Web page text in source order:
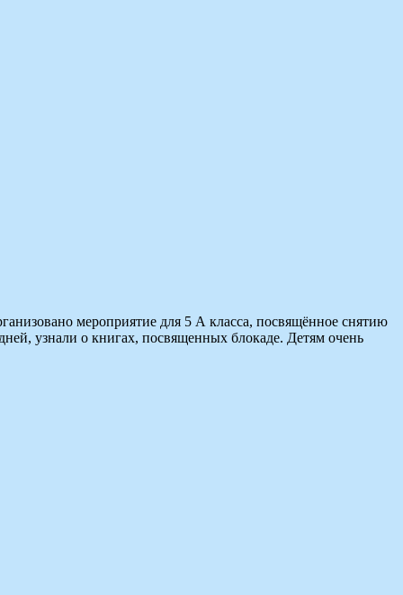
мероприятие для 5 А класса, посвящённое снятию
узнали о книгах, посвященных блокаде. Детям очень